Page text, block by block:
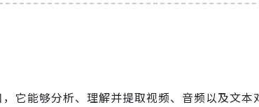
它能够分析、理解并提取视频、音频以及文本